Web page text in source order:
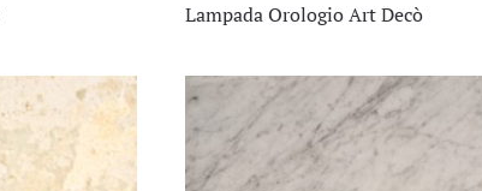
Lampada Orologio Art Decò